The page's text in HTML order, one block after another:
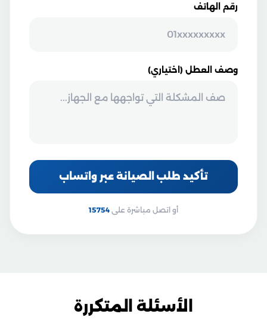
رقم الهاتف
وصف العطل (اختياري)
تأكيد طلب الصيانة عبر واتساب
أو اتصل مباشرة على 15754
الأسئلة المتكررة